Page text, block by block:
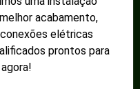
acabamento,
elétricas
prontos para